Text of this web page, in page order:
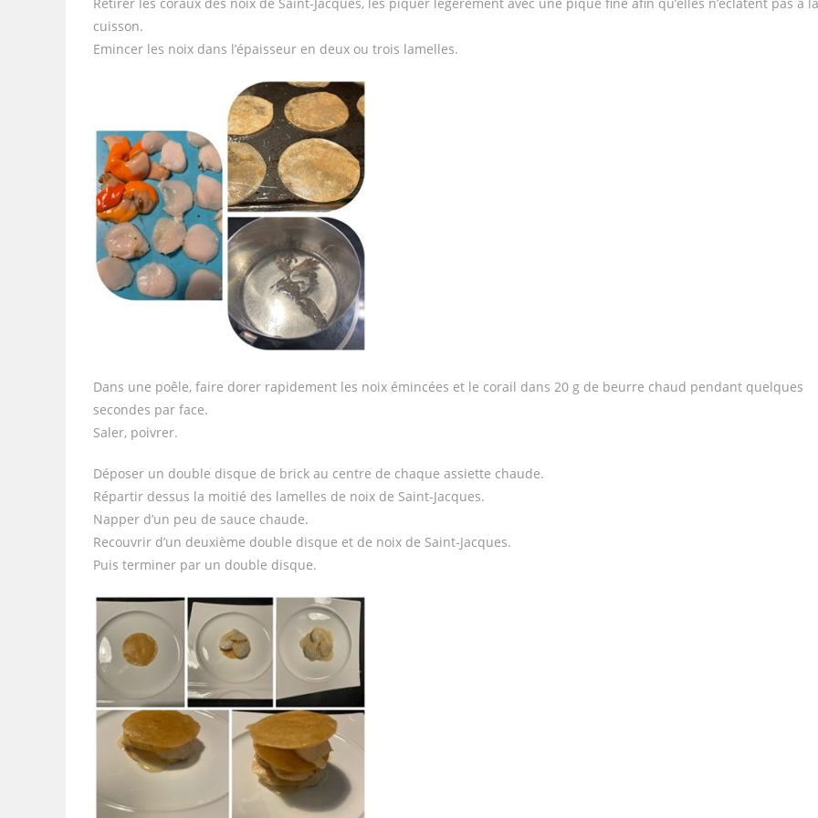
cuisson.
Emincer les noix dans l’épaisseur en deux ou trois lamelles.
Dans une poêle, faire dorer rapidement les noix émincées et le corail dans 20 g de beurre chaud pendant quelques
secondes par face.
Saler, poivrer.
Déposer un double disque de brick au centre de chaque assiette chaude.
Répartir dessus la moitié des lamelles de noix de Saint-Jacques.
Napper d’un peu de sauce chaude.
Recouvrir d’un deuxième double disque et de noix de Saint-Jacques.
Puis terminer par un double disque.